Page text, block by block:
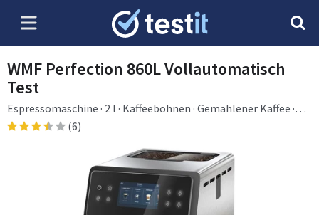
WMF Perfection 860L Vollautomatisch
Test
Espressomaschine · 2 l · Kaffeebohnen · Gemahlener Kaffee ·
Eingebautes Mahlwerk · Edelstahl
(6)